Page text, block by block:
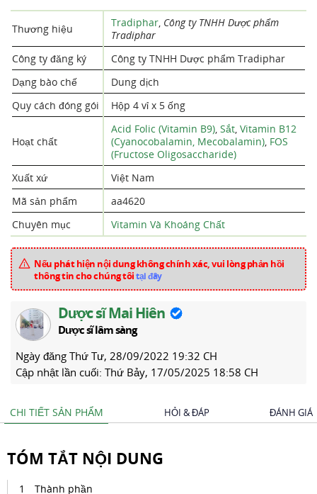
Thương hiệu Tradiphar, Công ty TNHH Dược phẩm
Tradiphar
Công ty đăng ký
Công ty TNHH Dược phẩm Tradiphar
Dạng bào chế
Dung dịch
Quy cách đóng gói
Hộp 4 vỉ x 5 ống
Hoạt chất
Acid Folic (Vitamin B9), Sắt, Vitamin B12
(Cyanocobalamin, Mecobalamin), FOS
(Fructose Oligosaccharide)
Xuất xứ
Việt Nam
Mã sản phẩm
aa4620
Chuyên mục
Vitamin Và Khoáng Chất
Nếu phát hiện nội dung không chính xác, vui lòng phản hồi
thông tin cho chúng tôitại đây
Dược sĩ Mai Hiên
Dược sĩ lâm sàng
Ngày đăng Thứ Tư, 28/09/2022 19:32 CH
Cập nhật lần cuối: Thứ Bảy, 17/05/2025 18:58 CH
CHI TIẾT SẢN PHẨM HỎI & ĐÁP ĐÁNH GIÁ
TÓM TẮT NỘI DUNG
Thành phần